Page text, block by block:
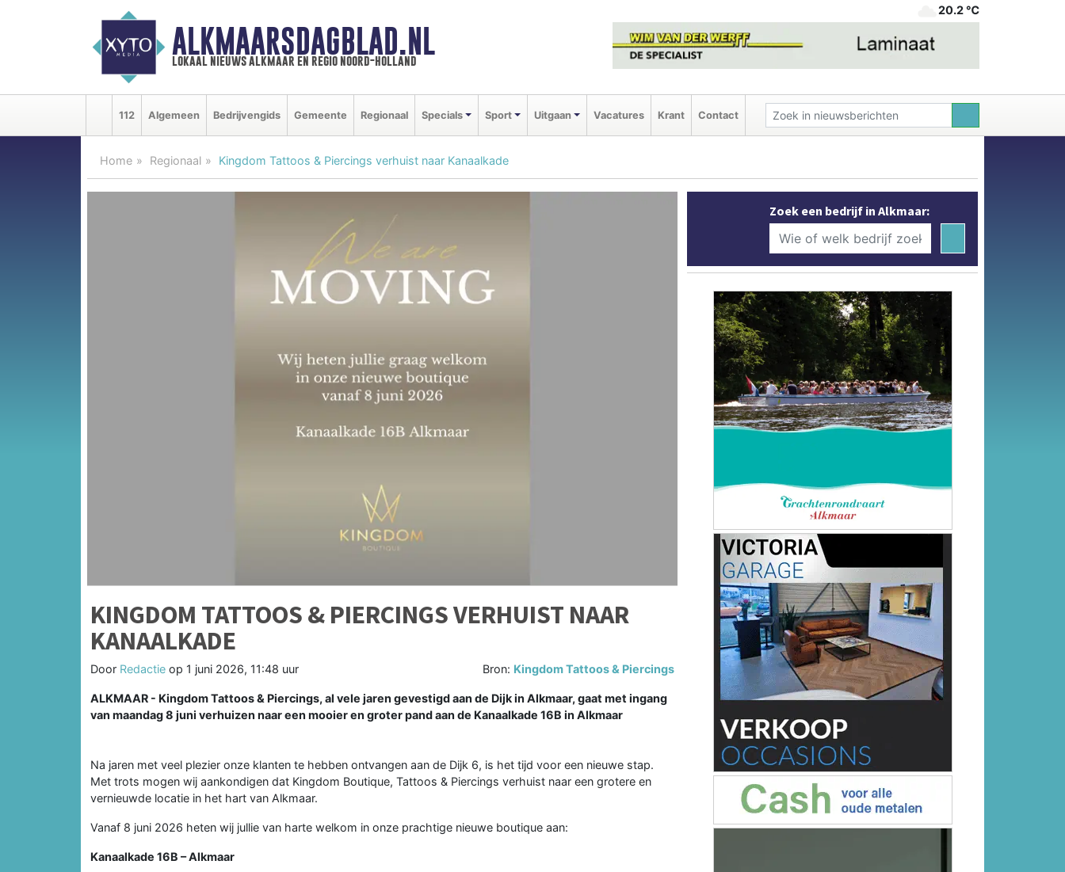
ALKMAARSDAGBLAD.NL
lokaal nieuws alkmaar en regio noord-holland
20.2 ℃
112 Algemeen Bedrijvengids Gemeente Regionaal Specials Sport Uitgaan Vacatures Krant Contact
Home Regionaal Kingdom Tattoos & Piercings verhuist naar Kanaalkade
KINGDOM TATTOOS & PIERCINGS VERHUIST NAAR
KANAALKADE
Door Redactie op 1 juni 2026, 11:48 uur Bron: Kingdom Tattoos & Piercings
ALKMAAR - Kingdom Tattoos & Piercings, al vele jaren gevestigd aan de Dijk in Alkmaar, gaat met ingang
van maandag 8 juni verhuizen naar een mooier en groter pand aan de Kanaalkade 16B in Alkmaar
Na jaren met veel plezier onze klanten te hebben ontvangen aan de Dijk 6, is het tijd voor een nieuwe stap.
Met trots mogen wij aankondigen dat Kingdom Boutique, Tattoos & Piercings verhuist naar een grotere en
vernieuwde locatie in het hart van Alkmaar.
Vanaf 8 juni 2026 heten wij jullie van harte welkom in onze prachtige nieuwe boutique aan:
Kanaalkade 16B – Alkmaar
Zoek een bedrijf in Alkmaar: